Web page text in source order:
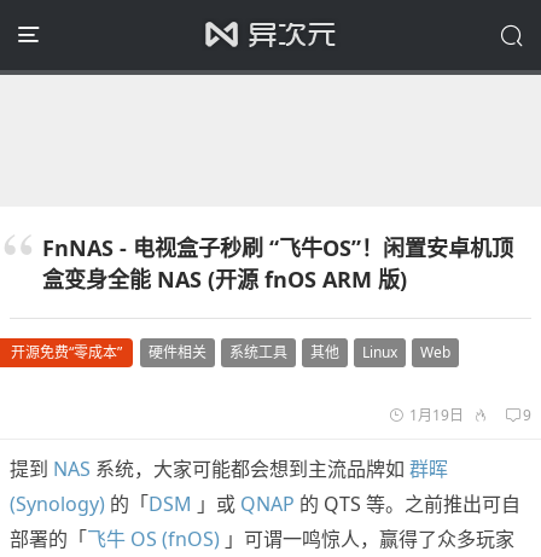
FnNAS - 电视盒子秒刷 “飞牛OS”！闲置安卓机顶
盒变身全能 NAS (开源 fnOS ARM 版)
开源免费“零成本” 硬件相关 系统工具 其他 Linux Web
1月19日 9
提到 NAS 系统，大家可能都会想到主流品牌如 群晖
(Synology) 的「DSM 」或 QNAP 的 QTS 等。之前推出可自
部署的「飞牛 OS (fnOS) 」可谓一鸣惊人，赢得了众多玩家